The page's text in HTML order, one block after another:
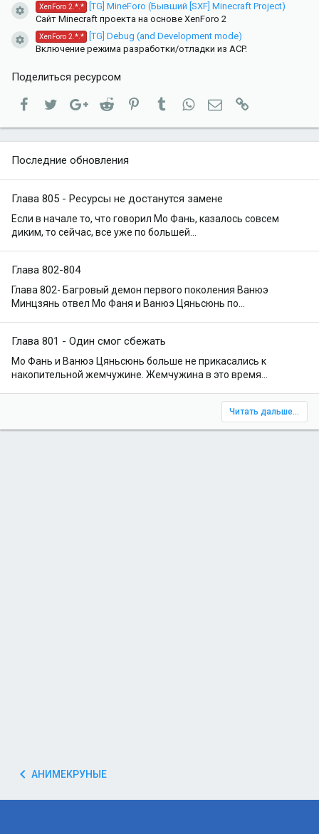
Иконка ресурса
XenForo 2.*.*
[TG] MineForo (Бывший [SXF] Minecraft Project)
Сайт Minecraft проекта на основе XenForo 2
Иконка ресурса
XenForo 2.*.*
[TG] Debug (and Development mode)
Включение режима разработки/отладки из ACP.
Поделиться ресурсом
FacebookTwitterGoogle+Reddit PinterestTumblrWhatsAppЭлектронная почта
Последние обновления
Глава 805 - Ресурсы не достанутся замене
Если в начале то, что говорил Мо Фань, казалось совсем
диким, то сейчас, все уже по большей...
Глава 802-804
Глава 802- Багровый демон первого поколения Ванюэ
Минцзянь отвел Мо Фаня и Ванюэ Цяньсюнь по...
Глава 801 - Один смог сбежать
Мо Фань и Ванюэ Цяньсюнь больше не прикасались к
накопительной жемчужине. Жемчужина в это время...
Читать дальше...
АНИМЕКРУНЫЕ